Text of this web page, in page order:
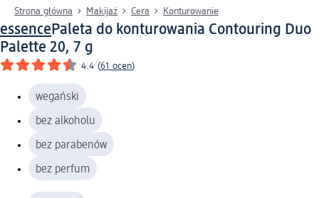
Strona główna Makijaż Cera Konturowanie
essencePaleta do konturowania Contouring Duo
Palette 20, 7 g
4.4 (61 ocen)
wegański
bez alkoholu
bez parabenów
bez perfum